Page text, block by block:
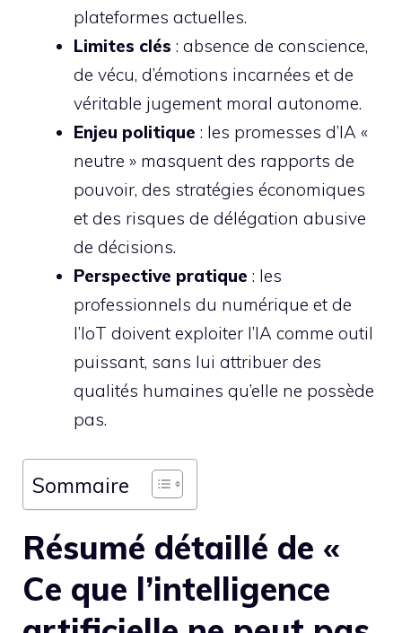
plateformes actuelles.
Limites clés : absence de conscience,
de vécu, d’émotions incarnées et de
véritable jugement moral autonome.
Enjeu politique : les promesses d’IA «
neutre » masquent des rapports de
pouvoir, des stratégies économiques
et des risques de délégation abusive
de décisions.
Perspective pratique : les
professionnels du numérique et de
l’IoT doivent exploiter l’IA comme outil
puissant, sans lui attribuer des
qualités humaines qu’elle ne possède
pas.
Sommaire
Résumé détaillé de «
Ce que l’intelligence